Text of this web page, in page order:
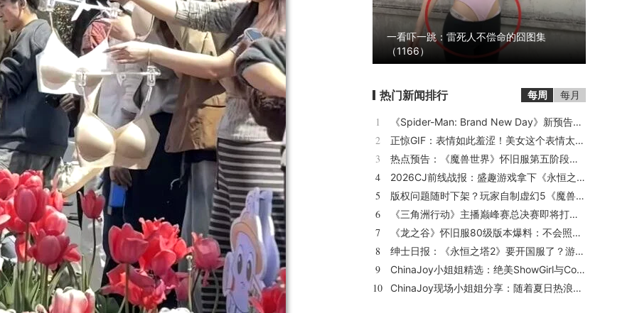
一看吓一跳：雷死人不偿命的囧图集
（1166）
热门新闻排行 每周 每月
1 《Spider-Man: Brand New Day》新预告预计明日发布，另有一张新剧照公开
2 正惊GIF：表情如此羞涩！美女这个表情太好看，直接让人遐想连篇
3 热点预告：《魔兽世界》怀旧服第五阶段开启！《三角洲行动》开启全新宝藏月摸大红！
4 2026CJ前线战报：盛趣游戏拿下《永恒之塔2》国服代理
5 版权问题随时下架？玩家自制虚幻5《魔兽世界》8月15日上线
6 《三角洲行动》主播巅峰赛总决赛即将打响！8月2日，群星汇聚，新王加冕！
7 《龙之谷》怀旧服80级版本爆料：不会照搬正式服，这次要玩点不一样的
8 绅士日报：《永恒之塔2》要开国服了？游戏中的涩涩时装抢先看
9 ChinaJoy小姐姐精选：绝美ShowGirl与Coser大赏！（5）
10 ChinaJoy现场小姐姐分享：随着夏日热浪的滚滚而来（1）